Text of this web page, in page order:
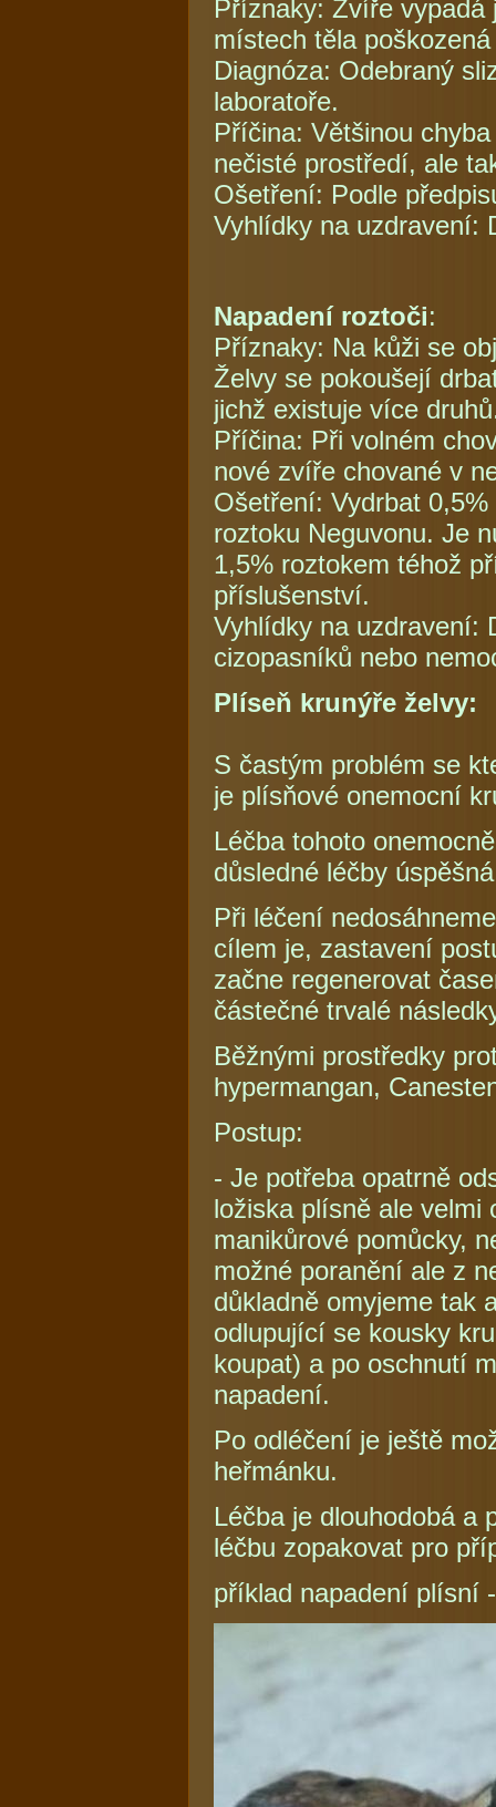
Příznaky: Zvíře vypadá
místech těla
Diagnóza: Odebraný
laboratoře.
Příčina: Většinou
nečisté prostředí, ale
Ošetření: Podle
Vyhlídky na uzdravení:
Napadení roztoči:
Příznaky: Na kůži se
Želvy se pokoušejí
jichž existuje více
Příčina: Při volném
nové zvíře chované v
Ošetření: Vydrbat
roztoku Neguvonu. Je
1,5% roztokem téhož
příslušenství.
Vyhlídky na uzdravení:
cizopasníků nebo
Plíseň krunýře želvy:
S častým problém se
je plísňové onemocní
Léčba tohoto
důsledné léčby
Při léčení
cílem je, zastavení
začne regenerovat
částečné trvalé
Běžnými prostředky
hypermangan,
Postup:
- Je potřeba opatrně
ložiska plísně ale velmi
manikůrové pomůcky,
možné poranění ale z
důkladně omyjeme tak
odlupující se kousky
koupat) a po oschnutí
napadení.
Po odléčení je ještě
heřmánku.
Léčba je dlouhodobá a
léčbu zopakovat pro
příklad napadení plísní -